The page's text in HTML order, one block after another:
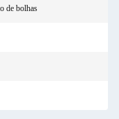
de bolhas